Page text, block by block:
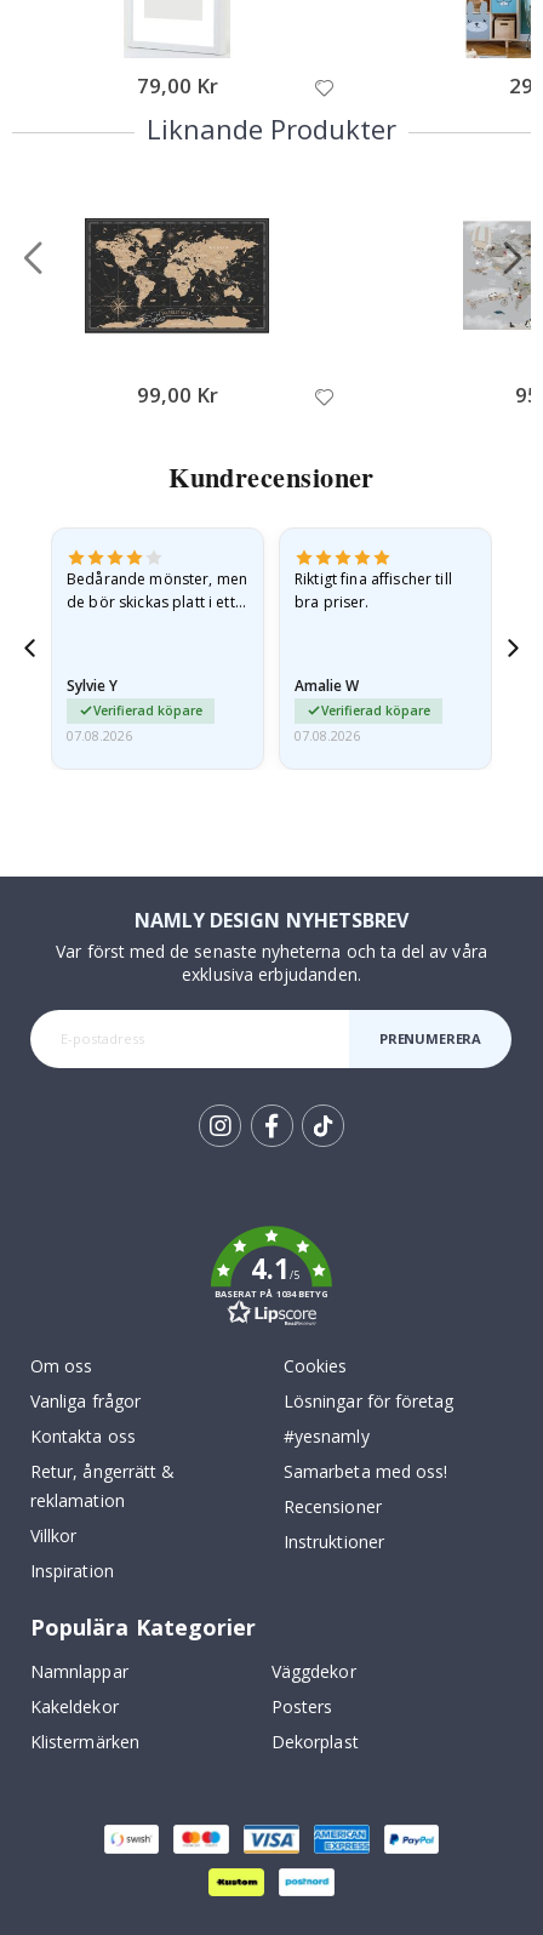
79,00 Kr
Liknande Produkter
99,00 Kr
Kundrecensioner
Bedårande mönster, men
de bör skickas platt i ett
Sylvie Y
Verifierad köpare
07.08.2026
Riktigt fina affischer till
bra priser.
Amalie W
Verifierad köpare
07.08.2026
NAMLY DESIGN NYHETSBREV
Var först med de senaste nyheterna och ta del av våra
exklusiva erbjudanden.
PRENUMERERA
4.1/5
BASERAT PÅ 1034 BETYG
Om oss
Vanliga frågor
Kontakta oss
Retur, ångerrätt &
reklamation
Villkor
Inspiration
Cookies
Lösningar för företag
#yesnamly
Samarbeta med oss!
Recensioner
Instruktioner
Populära Kategorier
Namnlappar
Väggdekor
Kakeldekor
Posters
Klistermärken
Dekorplast